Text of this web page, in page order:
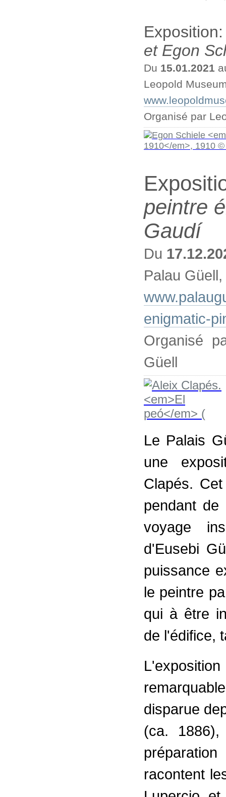
et Egon
Du 15.01.2021
Leopold
Organisé par
peintre
Gaudí
Du
Palau
enigmatic-
Organisé
Güell
Le Palais
une
Clapés.
pendant de
voyage
d'Eusebi
puissance
le peintre
qui à être
de l'édifice,
disparue
(ca.
racontent